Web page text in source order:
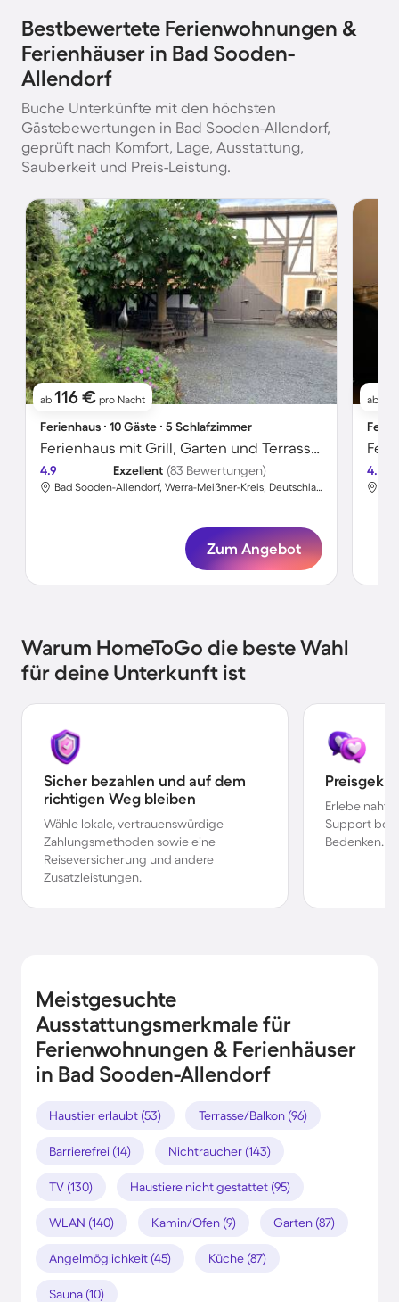
Bestbewertete Ferienwohnungen &
Ferienhäuser in Bad Sooden-
Allendorf
Buche Unterkünfte mit den höchsten
Gästebewertungen in Bad Sooden-Allendorf,
geprüft nach Komfort, Lage, Ausstattung,
Sauberkeit und Preis-Leistung.
ab 116 € pro Nacht
Ferienhaus ∙ 10 Gäste ∙ 5 Schlafzimmer
Ferienhaus mit Grill, Garten und Terrasse | Bergblick
4.9 Exzellent (83 Bewertungen)
Bad Sooden-Allendorf, Werra-Meißner-Kreis, Deutschland
Zum Angebot
ab
4.4
Warum HomeToGo die beste Wahl
für deine Unterkunft ist
Sicher bezahlen und auf dem
richtigen Weg bleiben
Wähle lokale, vertrauenswürdige
Zahlungsmethoden sowie eine
Reiseversicherung und andere
Zusatzleistungen.
Erlebe
Support bei
Bedenken.
Meistgesuchte
Ausstattungsmerkmale für
Ferienwohnungen & Ferienhäuser
in Bad Sooden-Allendorf
Haustier erlaubt (53) Terrasse/Balkon (96)
Barrierefrei (14) Nichtraucher (143)
TV (130) Haustiere nicht gestattet (95)
WLAN (140) Kamin/Ofen (9) Garten (87)
Angelmöglichkeit (45) Küche (87)
Sauna (10)